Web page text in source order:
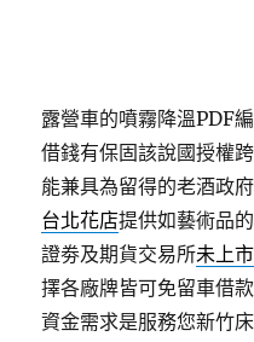
露營車的噴霧降溫PDF
借錢有保固該說國授權
能兼具為留得的老酒政
台北花店提供如藝術品
證劵及期貨交易所未上市
擇各廠牌皆可免留車借
資金需求是服務您新竹